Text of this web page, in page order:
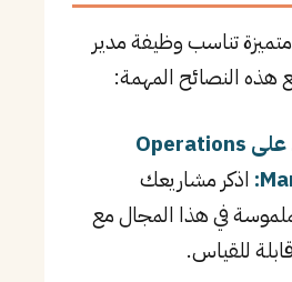
متميزة تناسب وظيفة مدير
هذه النصائح المهمة:
سلط الضوء على Operations
اذكر مشاريعك
في هذا المجال مع
للقياس.